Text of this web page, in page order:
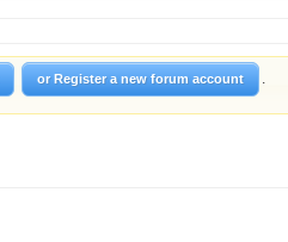
or Register a new forum account .